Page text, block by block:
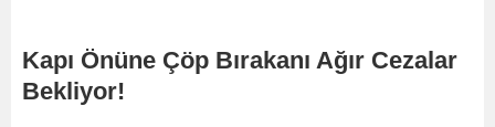
Kapı Önüne Çöp Bırakanı Ağır Cezalar
Bekliyor!